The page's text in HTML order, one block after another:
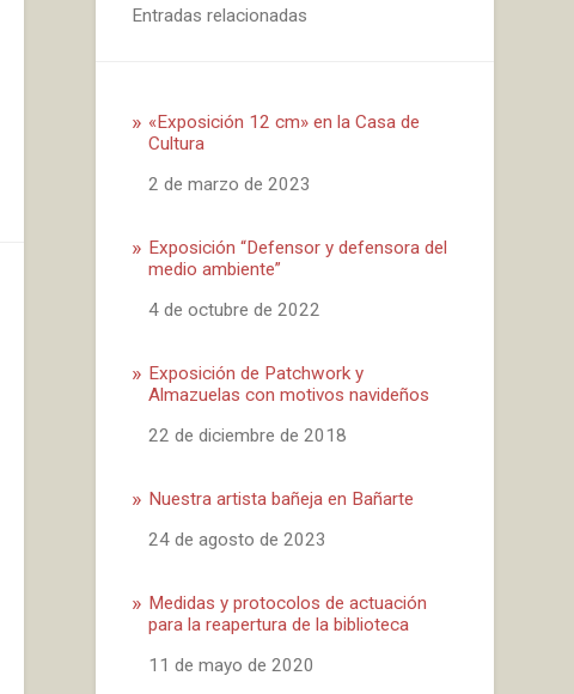
Entradas relacionadas
«Exposición 12 cm» en la Casa de
Cultura
Fecha
2 de marzo de 2023
Exposición “Defensor y defensora del
medio ambiente”
Fecha
4 de octubre de 2022
Exposición de Patchwork y
Almazuelas con motivos navideños
Fecha
22 de diciembre de 2018
Nuestra artista bañeja en Bañarte
Fecha
24 de agosto de 2023
Medidas y protocolos de actuación
para la reapertura de la biblioteca
Fecha
11 de mayo de 2020